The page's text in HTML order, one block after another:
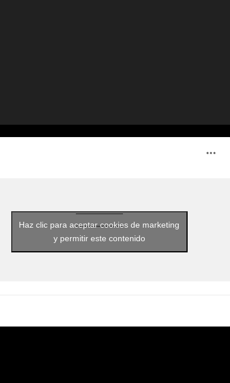
Haz clic para aceptar cookies de marketing
y permitir este contenido